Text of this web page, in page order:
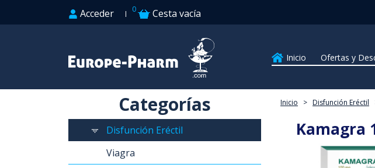
Acceder 0 Cesta vacía
Inicio Ofertas y
Categorías
Disfunción Eréctil
Viagra
Inicio > Disfunción Eréctil
Kamagra